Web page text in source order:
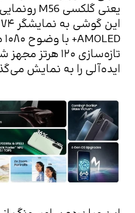
یعنی گلکسی M56 رونمایی کرد.
ایده‌آلی را به نمایش می‌گذارد.